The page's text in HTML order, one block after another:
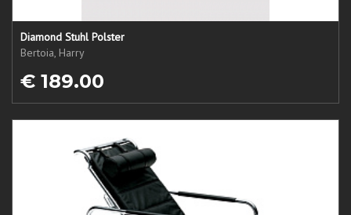
Diamond Stuhl Polster
Bertoia, Harry
€ 189.00